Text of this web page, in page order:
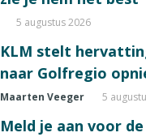
5 augustus 2026
KLM stelt
naar Golfregio
Maarten Veeger 5
Meld je aan voor